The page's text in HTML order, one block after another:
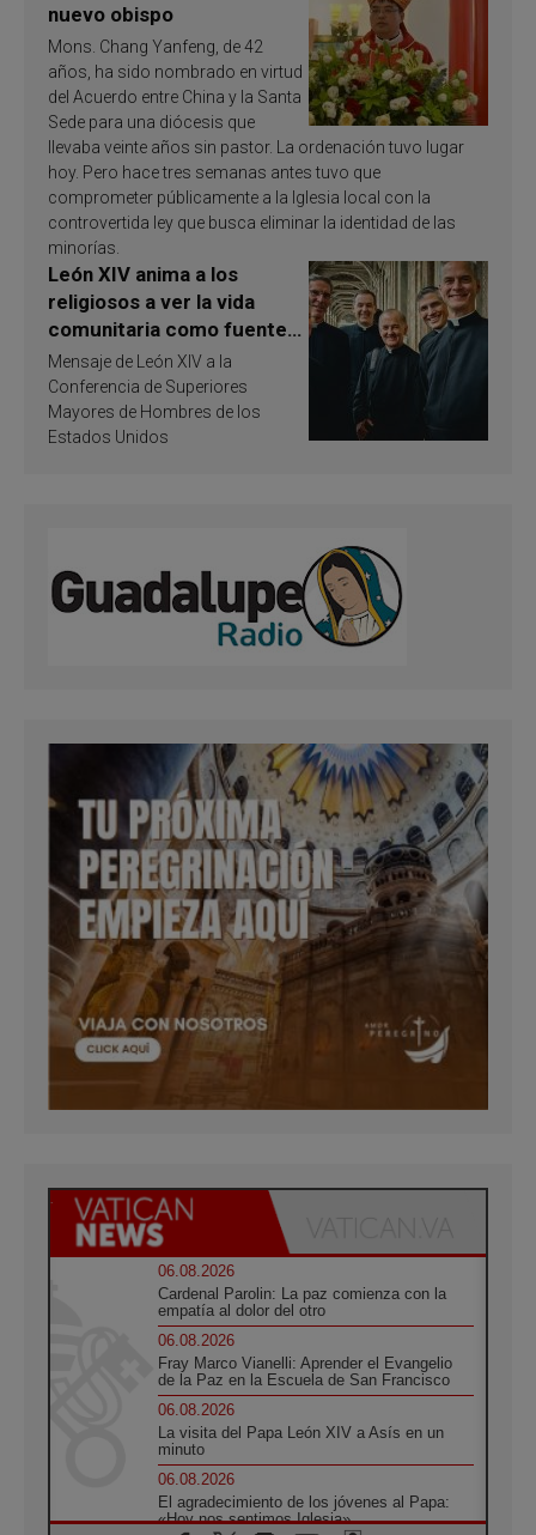
nuevo obispo
Mons. Chang Yanfeng, de 42
años, ha sido nombrado en virtud
del Acuerdo entre China y la Santa
Sede para una diócesis que
llevaba veinte años sin pastor. La ordenación tuvo lugar
hoy. Pero hace tres semanas antes tuvo que
comprometer públicamente a la Iglesia local con la
controvertida ley que busca eliminar la identidad de las
minorías.
León XIV anima a los
religiosos a ver la vida
comunitaria como fuente
de inspiración y
santificación
Mensaje de León XIV a la
Conferencia de Superiores
Mayores de Hombres de los
Estados Unidos
06.08.2026
Cardenal Parolin: La paz comienza con la
empatía al dolor del otro
06.08.2026
Fray Marco Vianelli: Aprender el Evangelio
de la Paz en la Escuela de San Francisco
06.08.2026
La visita del Papa León XIV a Asís en un
minuto
06.08.2026
El agradecimiento de los jóvenes al Papa:
«Hoy nos sentimos Iglesia»